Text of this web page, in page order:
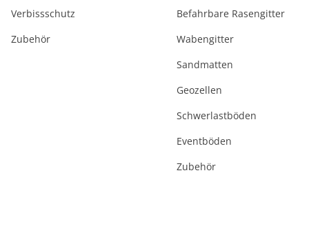
Verbissschutz
Zubehör
Befahrbare Rasengitter
Wabengitter
Sandmatten
Geozellen
Schwerlastböden
Eventböden
Zubehör